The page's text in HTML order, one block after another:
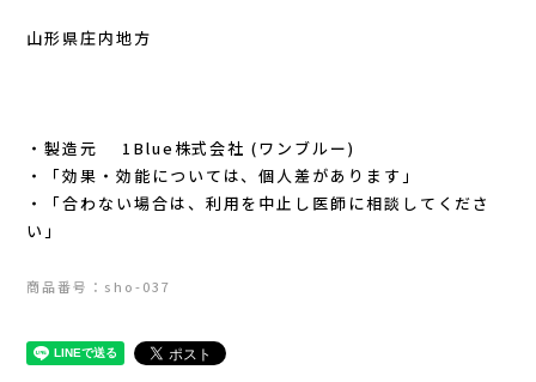
MERRELL(メレル)
MMA(マウンテンマーシャルアーツ)
MOUNTAIN HARD WEAR(マウンテンハー
山形県庄内地方
・製造元 1Blue株式会社 (ワンブルー)
・「効果・効能については、個人差があります」
・「合わない場合は、利用を中止し医師に相談してくださ
い」
商品番号：sho-037